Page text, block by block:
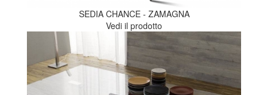
SEDIA CHANCE - ZAMAGNA
Vedi il prodotto